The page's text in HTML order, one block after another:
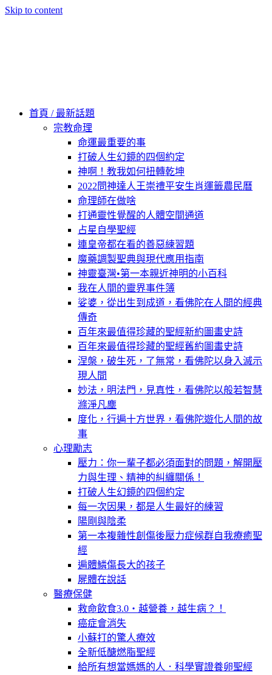
Skip to content
首頁 / 最新話題
宗教命理
命運最重要的事
打破人生幻鏡的四個約定
神啊！教我如何扭轉乾坤
2022問神達人王崇禮平安生肖運籤農民曆
命理師在做啥
打通靈性覺醒的人體空間通道
占星自學聖經
連皇帝都在看的善惡練習題
魔藥調製聖典與現代應用指南
神靈臺灣•第一本親近神明的小百科
我在人間的靈界事件簿
娑婆，從出生到成道，看佛陀在人間的經典
傳奇
百年來最值得珍藏的聖經新約圖畫史詩
百年來最值得珍藏的聖經舊約圖畫史詩
涅槃，破生死，了無常，看佛陀以身入滅示
現人間
妙法，明法門，見真性，看佛陀以般若智慧
滌淨凡塵
度化，行遍十方世界，看佛陀遊化人間的故
事
心理勵志
壓力：你一輩子都必須面對的問題，解開壓
力與生理、精神的糾纏關係！
打破人生幻鏡的四個約定
每一次因果，都是人生最好的練習
陽剛與陰柔
第一本複雜性創傷後壓力症候群自我療癒聖
經
遍體鱗傷長大的孩子
屍體在說話
醫療保健
救命飲食3.0‧越營養，越生病？！
癌症會消失
小蘇打的驚人療效
全新低醣燃脂聖經
給所有想當媽媽的人．科學實證養卵聖經